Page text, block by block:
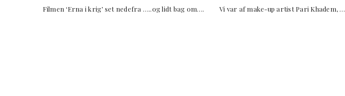
Filmen ‘Erna i krig’ set nedefra …..og lidt bag om…. Vi var af make-up artist Pari Khadem, …